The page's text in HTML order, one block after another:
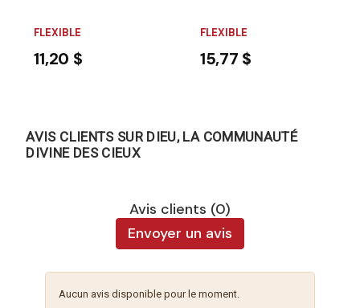
FLEXIBLE
11,20 $
FLEXIBLE
15,77 $
AVIS CLIENTS SUR DIEU, LA COMMUNAUTÉ
DIVINE DES CIEUX
Avis clients (0)
Envoyer un avis
Aucun avis disponible pour le moment.